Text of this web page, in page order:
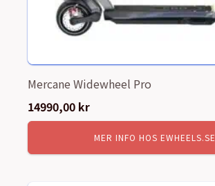
Mercane Widewheel Pro
14990,00 kr
MER INFO HOS EWHEELS.SE